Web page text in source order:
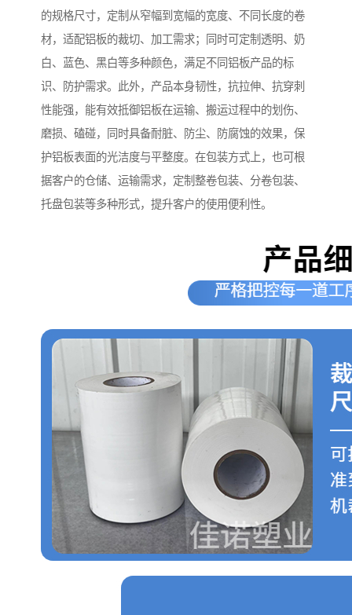
的规格尺寸，定制从窄幅到宽幅的宽度、不同长度的卷
材，适配铝板的裁切、加工需求；同时可定制透明、奶
白、蓝色、黑白等多种颜色，满足不同铝板产品的标
识、防护需求。此外，产品本身韧性，抗拉伸、抗穿刺
性能强，能有效抵御铝板在运输、搬运过程中的划伤、
磨损、磕碰，同时具备耐脏、防尘、防腐蚀的效果，保
护铝板表面的光洁度与平整度。在包装方式上，也可根
据客户的仓储、运输需求，定制整卷包装、分卷包装、
托盘包装等多种形式，提升客户的使用便利性。